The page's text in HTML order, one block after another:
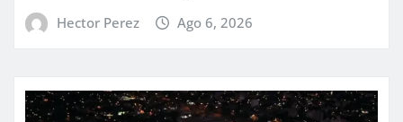
Hector Perez Ago 6, 2026